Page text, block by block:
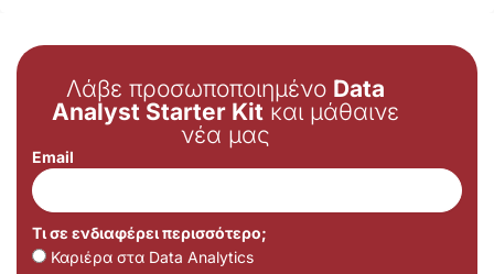
Λάβε προσωποποιημένο Data
Analyst Starter Kit και μάθαινε
νέα μας
Email
Τι σε ενδιαφέρει περισσότερο;
Καριέρα στα Data Analytics